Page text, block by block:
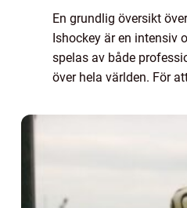
En grundlig översikt
Ishockey är en intensiv
spelas av både
över hela världen. För
ishockey en